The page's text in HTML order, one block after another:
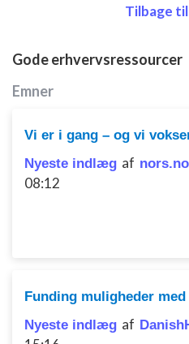
Tilbage
Gode erhvervsressourcer
Emner
Vi er i gang – og vi
Nyeste indlæg af
08:12
Funding muligheder
Nyeste indlæg af